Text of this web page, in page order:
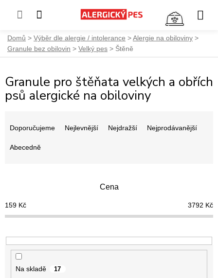
Přejít
obsah
Domů Výběr dle alergie / intolerance
Alergie na obiloviny
Granule bez obilovin
Velký pes Štěně
Granule pro štěňata velkých a obřích
psů alergické na obiloviny
o
d
k
t
Doporučujeme Nejlevnější Nejdražší Nejprodávanější
Abecedně
Cena
159 Kč 3792 Kč
Na skladě 17